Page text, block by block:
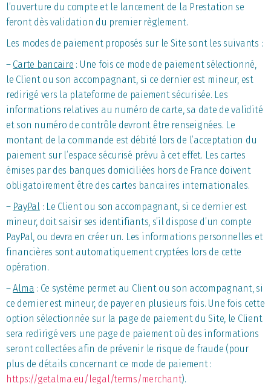
l’ouverture du compte et le lancement de la Prestation se
feront dès validation du premier règlement.
Les modes de paiement proposés sur le Site sont les suivants :
–Carte bancaire : Une fois ce mode de paiement sélectionné,
le Client ou son accompagnant, si ce dernier est mineur, est
redirigé vers la plateforme de paiement sécurisée. Les
informations relatives au numéro de carte, sa date de validité
et son numéro de contrôle devront être renseignées. Le
montant de la commande est débité lors de l’acceptation du
paiement sur l’espace sécurisé prévu à cet effet. Les cartes
émises par des banques domiciliées hors de France doivent
obligatoirement être des cartes bancaires internationales.
– PayPal: Le Client ou son accompagnant, si ce dernier est
mineur, doit saisir ses identifiants, s’il dispose d’un compte
PayPal, ou devra en créer un. Les informations personnelles et
financières sont automatiquement cryptées lors de cette
opération.
–Alma : Ce système permet au Client ou son accompagnant, si
ce dernier est mineur, de payer en plusieurs fois. Une fois cette
option sélectionnée sur la page de paiement du Site, le Client
sera redirigé vers une page de paiement où des informations
seront collectées afin de prévenir le risque de fraude (pour
plus de détails concernant ce mode de paiement :
https://getalma.eu/legal/terms/merchant).